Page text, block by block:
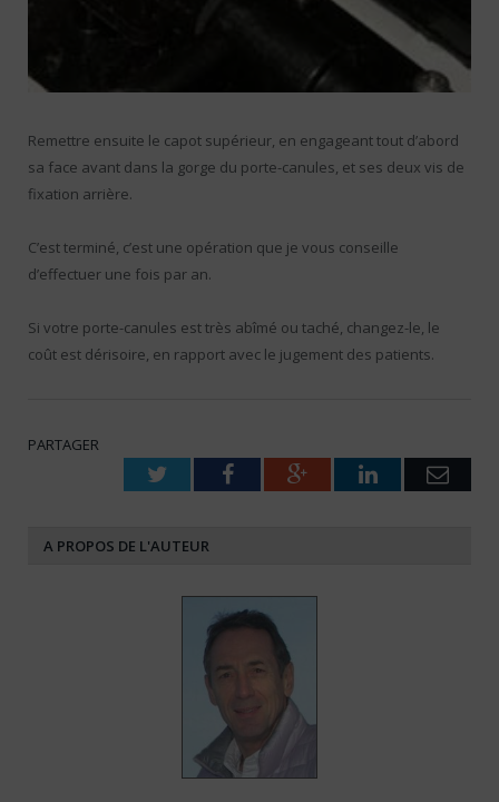
Remettre ensuite le capot supérieur, en engageant tout d’abord
sa face avant dans la gorge du porte-canules, et ses deux vis de
fixation arrière.
C’est terminé, c’est une opération que je vous conseille
d’effectuer une fois par an.
Si votre porte-canules est très abîmé ou taché, changez-le, le
coût est dérisoire, en rapport avec le jugement des patients.
PARTAGER
TwitterFacebookGoogle+LinkedIn
A PROPOS DE L'AUTEUR